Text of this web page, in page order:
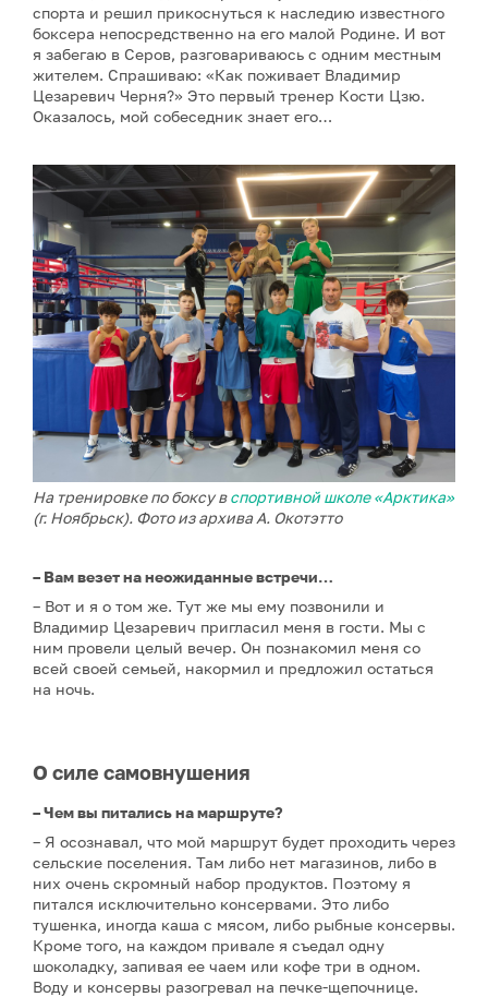
спорта и решил прикоснуться к наследию известного
боксера непосредственно на его малой Родине. И вот
я забегаю в Серов, разговариваюсь с одним местным
жителем. Спрашиваю: «Как поживает Владимир
Цезаревич Черня?» Это первый тренер Кости Цзю.
Оказалось, мой собеседник знает его…
На тренировке по боксу вспортивной школе «Арктика»
(г. Ноябрьск). Фото из архива А. Окотэтто
– Вам везет на неожиданные встречи…
– Вот и я о том же. Тут же мы ему позвонили и
Владимир Цезаревич пригласил меня в гости. Мы с
ним провели целый вечер. Он познакомил меня со
всей своей семьей, накормил и предложил остаться
на ночь.
О силе самовнушения
– Чем вы питались на маршруте?
– Я осознавал, что мой маршрут будет проходить через
сельские поселения. Там либо нет магазинов, либо в
них очень скромный набор продуктов. Поэтому я
питался исключительно консервами. Это либо
тушенка, иногда каша с мясом, либо рыбные консервы.
Кроме того, на каждом привале я съедал одну
шоколадку, запивая ее чаем или кофе три в одном.
Воду и консервы разогревал на печке-щепочнице.